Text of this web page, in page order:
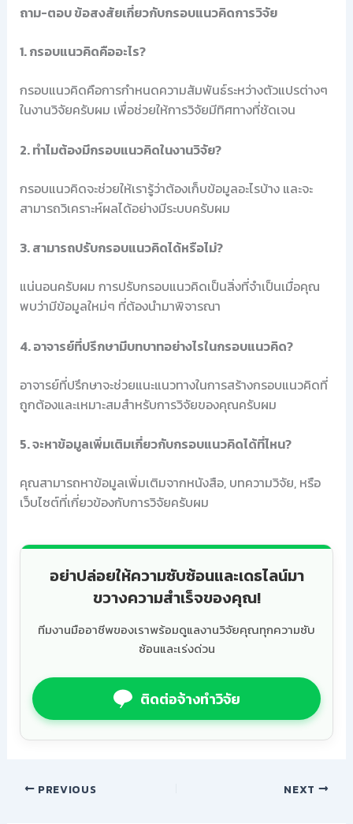
ถาม-ตอบ ข้อสงสัยเกี่ยวกับกรอบแนวคิดการวิจัย
1. กรอบแนวคิดคืออะไร?
กรอบแนวคิดคือการกำหนดความสัมพันธ์ระหว่างตัวแปรต่างๆ
ในงานวิจัยครับผม เพื่อช่วยให้การวิจัยมีทิศทางที่ชัดเจน
2. ทำไมต้องมีกรอบแนวคิดในงานวิจัย?
กรอบแนวคิดจะช่วยให้เรารู้ว่าต้องเก็บข้อมูลอะไรบ้าง และจะ
สามารถวิเคราะห์ผลได้อย่างมีระบบครับผม
3. สามารถปรับกรอบแนวคิดได้หรือไม่?
แน่นอนครับผม การปรับกรอบแนวคิดเป็นสิ่งที่จำเป็นเมื่อคุณ
พบว่ามีข้อมูลใหม่ๆ ที่ต้องนำมาพิจารณา
4. อาจารย์ที่ปรึกษามีบทบาทอย่างไรในกรอบแนวคิด?
อาจารย์ที่ปรึกษาจะช่วยแนะแนวทางในการสร้างกรอบแนวคิดที่
ถูกต้องและเหมาะสมสำหรับการวิจัยของคุณครับผม
5. จะหาข้อมูลเพิ่มเติมเกี่ยวกับกรอบแนวคิดได้ที่ไหน?
คุณสามารถหาข้อมูลเพิ่มเติมจากหนังสือ, บทความวิจัย, หรือ
เว็บไซต์ที่เกี่ยวข้องกับการวิจัยครับผม
อย่าปล่อยให้ความซับซ้อนและเดธไลน์มา
ขวางความสำเร็จของคุณ!
ทีมงานมืออาชีพของเราพร้อมดูแลงานวิจัยคุณทุกความซับ
ซ้อนและเร่งด่วน
ติดต่อจ้างทำวิจัย
PREVIOUS NEXT